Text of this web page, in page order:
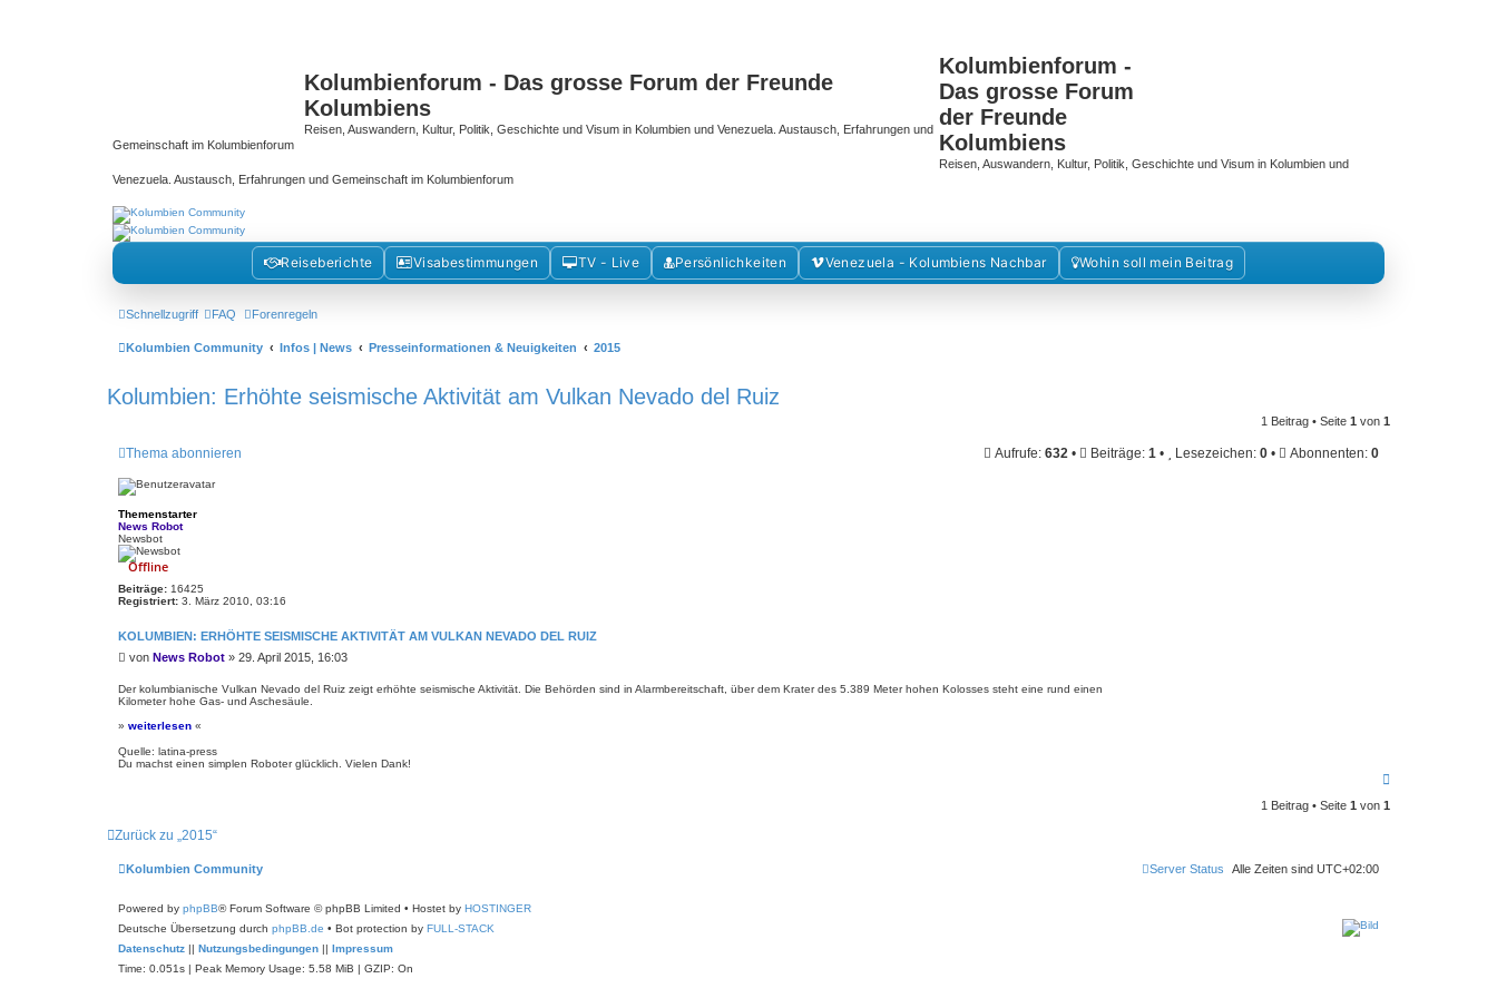
Kolumbienforum - Das grosse Forum der Freunde
Kolumbiens
Reisen, Auswandern, Kultur, Politik, Geschichte und Visum in Kolumbien und Venezuela. Austausch, Erfahrungen und
Gemeinschaft im Kolumbienforum
Kolumbienforum -
Das grosse Forum
der Freunde
Kolumbiens
Reisen, Auswandern, Kultur, Politik, Geschichte und Visum in Kolumbien und
Venezuela. Austausch, Erfahrungen und Gemeinschaft im Kolumbienforum
Reiseberichte Visabestimmungen TV - Live Persönlichkeiten Venezuela - Kolumbiens Nachbar Wohin soll mein Beitrag
Schnellzugriff FAQ Forenregeln
Kolumbien Community Infos | News Presseinformationen & Neuigkeiten 2015
Kolumbien: Erhöhte seismische Aktivität am Vulkan Nevado del Ruiz
1 Beitrag • Seite 1 von 1
Thema abonnieren Aufrufe: 632 • Beiträge: 1 • Lesezeichen: 0 • Abonnenten: 0
Themenstarter
News Robot
Newsbot
Offline
Beiträge: 16425
Registriert: 3. März 2010, 03:16
KOLUMBIEN: ERHÖHTE SEISMISCHE AKTIVITÄT AM VULKAN NEVADO DEL RUIZ
B
i
t
a
g
von News Robot » 29. April 2015, 16:03
Der kolumbianische Vulkan Nevado del Ruiz zeigt erhöhte seismische Aktivität. Die Behörden sind in Alarmbereitschaft, über dem Krater des 5.389 Meter hohen Kolosses steht eine rund einen
Kilometer hohe Gas- und Aschesäule.
» weiterlesen «
Quelle: latina-press
Du machst einen simplen Roboter glücklich. Vielen Dank!
c
1 Beitrag • Seite 1 von 1
Zurück zu „2015“
Kolumbien Community Alle Zeiten sind UTC+02:00
Server Status
Powered by phpBB® Forum Software © phpBB Limited • Hostet by HOSTINGER
Deutsche Übersetzung durch phpBB.de • Bot protection by FULL-STACK
Datenschutz || Nutzungsbedingungen || Impressum
Time: 0.051s | Peak Memory Usage: 5.58 MiB | GZIP: On